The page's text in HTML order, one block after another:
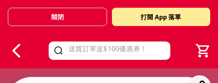
Valid Until 30 June 2026
關閉 打開 App 落單